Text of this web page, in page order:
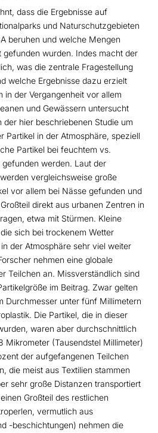
dass die Ergebnisse auf
und Naturschutzgebieten
beruhen und welche Mengen
gefunden wurden. Indes macht der
was die zentrale Fragestellung
welche Ergebnisse dazu erzielt
in der Vergangenheit vor allem
und Gewässern untersucht
der hier beschriebenen Studie um
Partikel in der Atmosphäre, speziell
Partikel bei feuchtem vs.
werden. Laut der
vergleichsweise große
vor allem bei Nässe gefunden und
direkt aus urbanen Zentren in
etwa mit Stürmen. Kleine
sich bei trockenem Wetter
der Atmosphäre sehr viel weiter
nehmen eine globale
Teilchen an. Missverständlich sind
im Beitrag. Zwar gelten
Durchmesser unter fünf Millimetern
Die Partikel, die in dieser
waren aber durchschnittlich
Mikrometer (Tausendstel Millimeter)
der aufgefangenen Teilchen
die meist aus Textilien stammen
sehr große Distanzen transportiert
Großteil des restlichen
vermutlich aus
-beschichtungen) nehmen die